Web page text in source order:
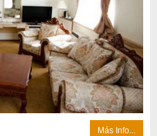
Más Info...